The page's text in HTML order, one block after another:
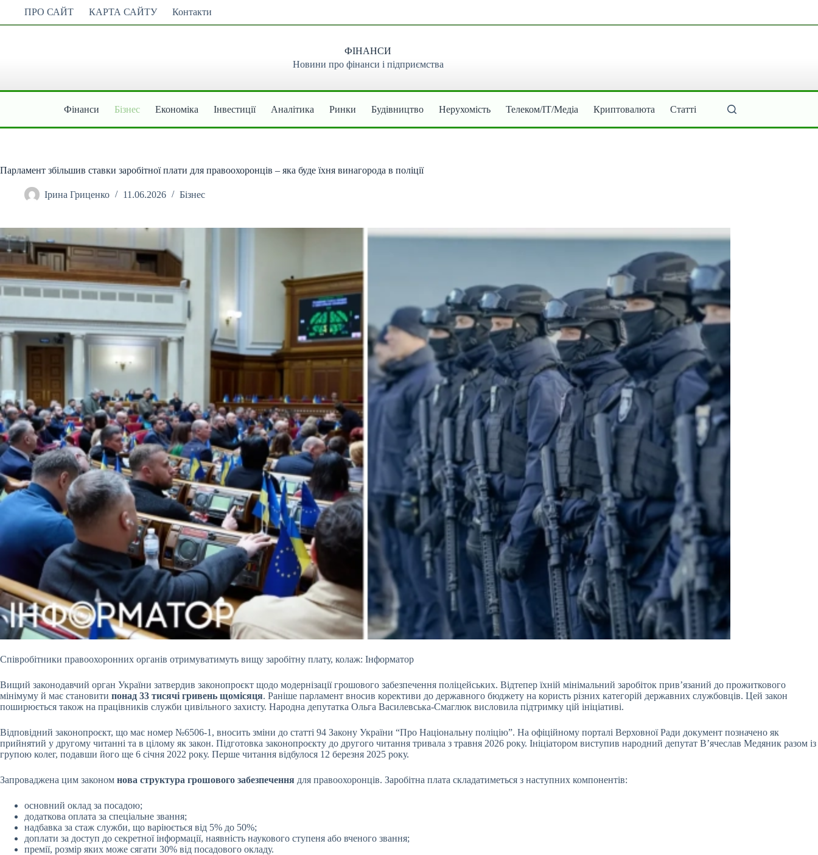
вмісту
ПРО САЙТ КАРТА САЙТУ Контакти
ФІНАНСИ
Новини про фінанси і підприємства
Фінанси Бізнес Економіка Інвестиції Аналітика Ринки Будівництво Нерухомість Телеком/ІТ/Медіа Криптовалюта Статті
Парламент збільшив ставки заробітної плати для правоохоронців – яка буде їхня винагорода в поліції
Ірина Гриценко 11.06.2026 Бізнес
Співробітники правоохоронних органів отримуватимуть вищу заробітну плату, колаж: Інформатор
Вищий законодавчий орган України затвердив законопроєкт щодо модернізаціїгрошового забезпечення поліцейських. Відтепер їхній мінімальний заробіток прив’язаний до прожиткового
мінімуму й має становити понад 33 тисячі гривень щомісяця. Раніше парламент вносив корективи до державного бюджету на користь різних категорій державних службовців. Цей закон
поширюється також на працівників служби цивільного захисту. Народна депутатка Ольга Василевська-Смаглюк висловила підтримку цій ініціативі.
Відповідний законопроєкт, що має номер №6506-1, вносить зміни до статті 94 Закону України “Про Національну поліцію”. На офіційному порталі Верховної Ради документ позначено як
прийнятий у другому читанні та в цілому як закон. Підготовка законопроєкту до другого читання тривала з травня 2026 року. Ініціатором виступив народний депутат В’ячеслав Медяник разом із
групою колег, подавши його ще 6 січня 2022 року. Перше читання відбулося 12 березня 2025 року.
Запроваджена цим законом нова структура грошового забезпечення для правоохоронців. Заробітна плата складатиметься з наступних компонентів:
основний оклад за посадою;
додаткова оплата за спеціальне звання;
надбавка за стаж служби, що варіюється від 5% до 50%;
доплати за доступ до секретної інформації, наявність наукового ступеня або вченого звання;
премії, розмір яких може сягати 30% від посадового окладу.